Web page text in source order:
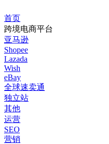
首页
跨境电商平台
亚马逊
Shopee
Lazada
Wish
eBay
全球速卖通
独立站
其他
运营
SEO
营销